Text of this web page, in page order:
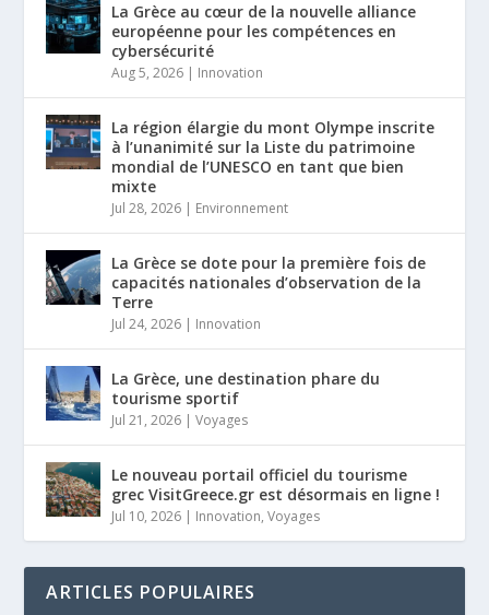
La Grèce au cœur de la nouvelle alliance
européenne pour les compétences en
cybersécurité
Aug 5, 2026 | Innovation
La région élargie du mont Olympe inscrite
à l’unanimité sur la Liste du patrimoine
mondial de l’UNESCO en tant que bien
mixte
Jul 28, 2026 | Environnement
La Grèce se dote pour la première fois de
capacités nationales d’observation de la
Terre
Jul 24, 2026 | Innovation
La Grèce, une destination phare du
tourisme sportif
Jul 21, 2026 |Voyages
Le nouveau portail officiel du tourisme
grec VisitGreece.gr est désormais en ligne !
Jul 10, 2026 | Innovation,Voyages
ARTICLES POPULAIRES